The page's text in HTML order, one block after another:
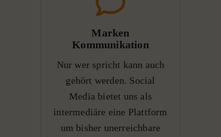
Marken
Kommunikation
Nur wer spricht kann auch
gehört werden. Social
Media bietet uns als
intermediäre eine Plattform
um bisher unerreichbare